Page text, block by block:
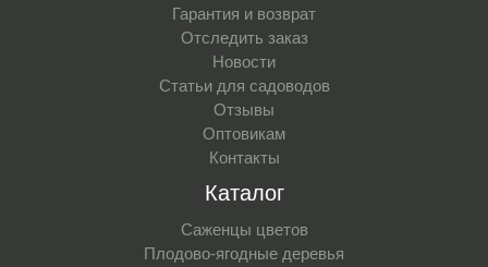
Гарантия и возврат
Отследить заказ
Новости
Статьи для садоводов
Отзывы
Оптовикам
Контакты
Каталог
Саженцы цветов
Плодово-ягодные деревья